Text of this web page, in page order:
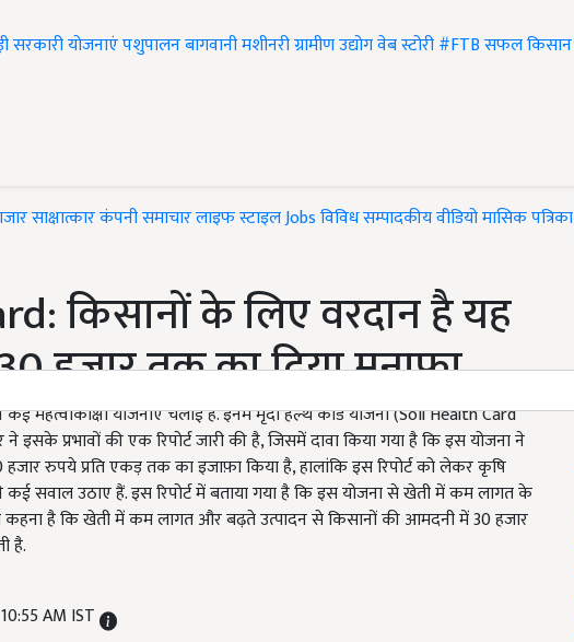
सरकारी योजनाएंपशुपालनबागवानीमशीनरीग्रामीण उद्योगवेब स्टोरी#FTBसफल किसान
साक्षात्कारकंपनी समाचारलाइफ स्टाइलJobsविविधसम्पादकीयवीडियोमासिक पत्रिका
किसानों के लिए वरदान है यह
हजार तक का दिया मुनाफ़ा
महत्वाकांक्षी योजनाएं चलाई हैं. इनमें मृदा हेल्थ कार्ड योजना (Soil Health Card
इसके प्रभावों की एक रिपोर्ट जारी की है, जिसमें दावा किया गया है कि इस योजना ने
रुपये प्रति एकड़ तक का इजाफ़ा किया है, हालांकि इस रिपोर्ट को लेकर कृषि
सवाल उठाए हैं. इस रिपोर्ट में बताया गया है कि इस योजना से खेती में कम लागत के
कहना है कि खेती में कम लागत और बढ़ते उत्पादन से किसानों की आमदनी में 30 हजार
है.
AM IST